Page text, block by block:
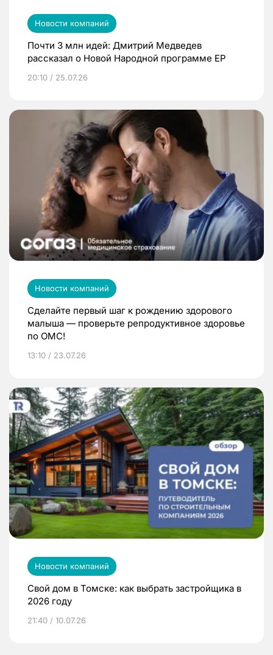
Новости компаний
Почти 3 млн идей: Дмитрий Медведев
рассказал о Новой Народной программе ЕР
20:10 / 25.07.26
Новости компаний
Сделайте первый шаг к рождению здорового
малыша — проверьте репродуктивное здоровье
по ОМС!
13:10 / 23.07.26
Новости компаний
Свой дом в Томске: как выбрать застройщика в
2026 году
21:40 / 10.07.26